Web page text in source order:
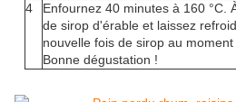
4
Enfournez 40 minutes à 160 °C.
de sirop d'érable et laissez
nouvelle fois de sirop au moment
Bonne dégustation !